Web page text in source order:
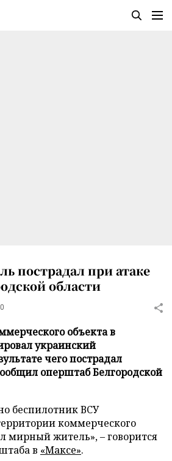
пострадал при атаке
области
0
объекта в
украинский
чего пострадал
оперштаб Белгородской
беспилотник ВСУ
коммерческого
мирный житель», – говорится
в «Максе».